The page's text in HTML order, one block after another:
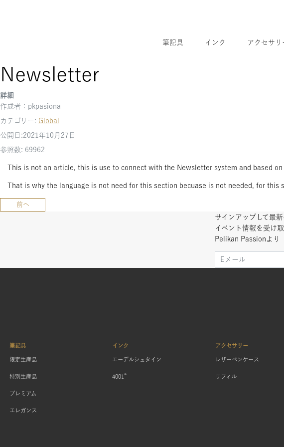
筆記具 インク アクセサリ
Newsletter
詳細
作成者： pkpasiona
カテゴリー: Global
公開日:2021年10月27日
参照数: 69962
This is not an article, this is use to connect with the Newsletter system and based
That is why the language is not need for this section becuase is not needed, for this
前の記事へ: Find a retailer
前へ
サインアップして最
イベント情報を受け
Pelikan Passionより
筆記具
限定生産品
特別生産品
プレミアム
エレガンス
インク
エーデルシュタイン
4001®
アクセサリー
レザーペンケース
リフィル